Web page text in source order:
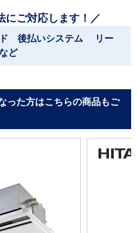
にご対応します！／
後払いシステム リー
ど
った方はこちらの商品もご